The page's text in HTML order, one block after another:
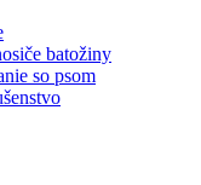
batožiny
so psom